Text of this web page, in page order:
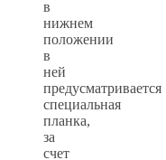
в
нижнем
положении
в
ней
предусматривается
специальная
планка,
за
счет